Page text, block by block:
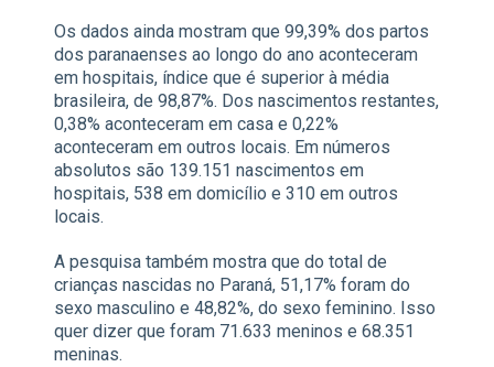
Os dados ainda mostram que 99,39% dos partos
dos paranaenses ao longo do ano aconteceram
em hospitais, índice que é superior à média
brasileira, de 98,87%. Dos nascimentos restantes,
0,38% aconteceram em casa e 0,22%
aconteceram em outros locais. Em números
absolutos são 139.151 nascimentos em
hospitais, 538 em domicílio e 310 em outros
locais.
A pesquisa também mostra que do total de
crianças nascidas no Paraná, 51,17% foram do
sexo masculino e 48,82%, do sexo feminino. Isso
quer dizer que foram 71.633 meninos e 68.351
meninas.